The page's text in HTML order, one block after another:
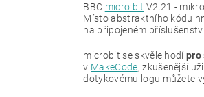
BBC micro:bit V2.21 -
Místo abstraktního kódu
na připojeném
microbit se skvěle hodípro
v MakeCode, zkušenější
dotykovému logu můžete